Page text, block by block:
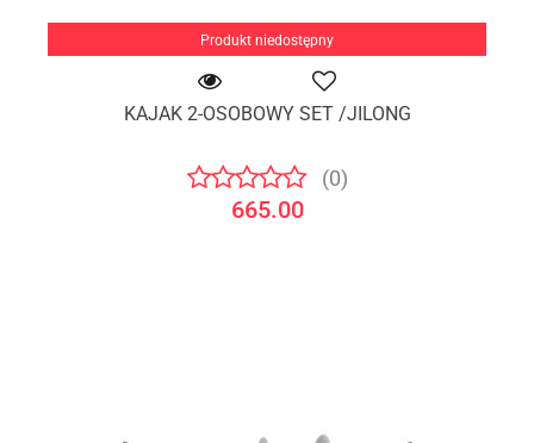
Produkt niedostępny
KAJAK 2-OSOBOWY SET /JILONG
(0)
665.00